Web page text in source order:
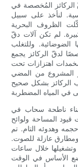
المُخصصة في
لنأخذ على سبيل
الظروف البحرية
لم تكن آلات دقّ
الضوضائية. وللتغلب
لدقّ الركائز يجمع
اهتزازات تحت
المشروع من المضي
الركائز بشكل صحيح
ناطحة سحاب في
المساحة ولوائح
وهدوئه التام. تم
عازلة للصوت.
خلال ساعات
الأساس في الوقت